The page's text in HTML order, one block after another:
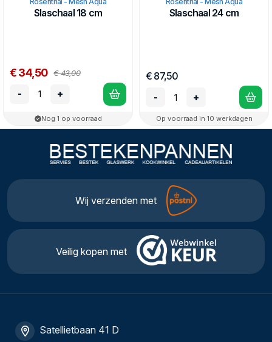
Slaschaal 18 cm
€ 34,50 € 43,00
- +
Nog 1 op voorraad
Slaschaal 24 cm
€ 87,50
-
+
Op voorraad in 10 werkdagen
Wij verzenden met
Veilig kopen met
Satellietbaan 41 D